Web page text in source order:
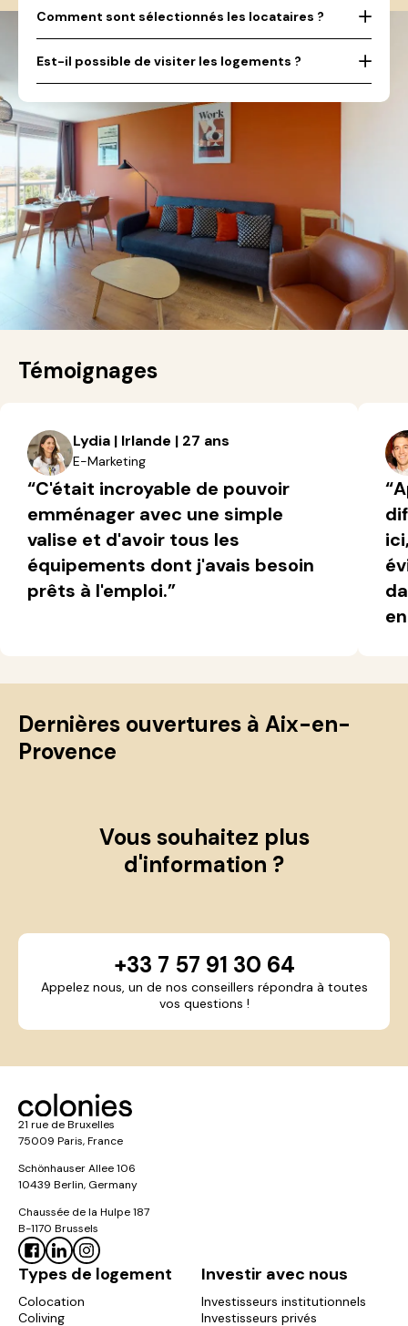
Comment sont sélectionnés les locataires ?
Est-il possible de visiter les logements ?
Témoignages
Lydia | Irlande | 27 ans
E-Marketing
“C'était incroyable de pouvoir
emménager avec une simple
valise et d'avoir tous les
équipements dont j'avais besoin
prêts à l'emploi.”
Dernières ouvertures à Aix-en-
Provence
Vous souhaitez plus
d'information ?
+33 7 57 91 30 64
Appelez nous, un de nos conseillers répondra à toutes
vos questions !
21 rue de Bruxelles
75009 Paris, France
Schönhauser Allee 106
10439 Berlin, Germany
Chaussée de la Hulpe 187
B-1170 Brussels
Types de logement
Colocation
Coliving
Investir avec nous
Investisseurs institutionnels
Investisseurs privés